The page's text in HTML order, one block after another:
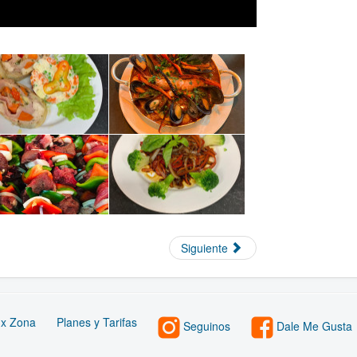
Siguiente
Zona Planes y Tarifas Seguinos Dale Me Gusta